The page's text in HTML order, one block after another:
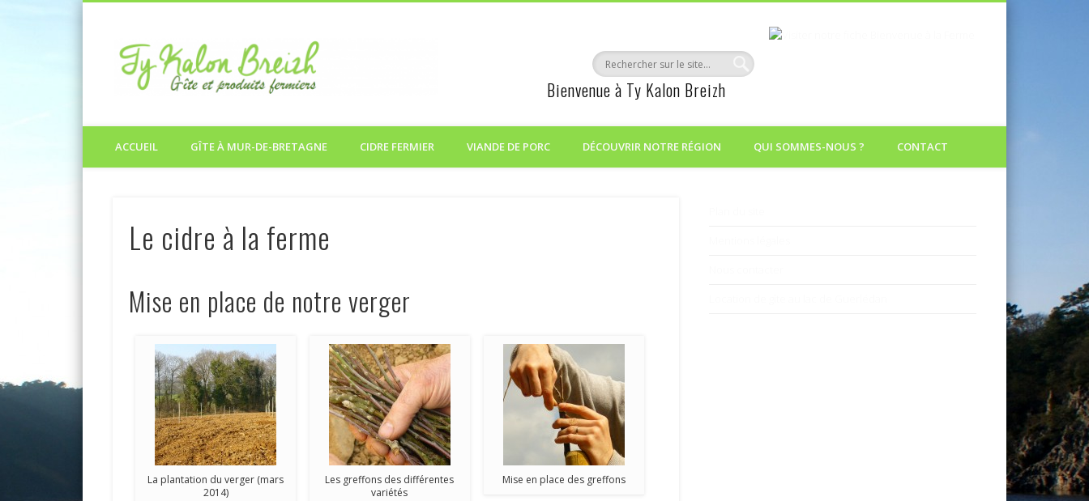
Bienvenue à Ty Kalon Breizh
Squiviec
22 530 MUR DE BRETAGNE
ACCUEIL GÎTE À MUR-DE-BRETAGNE CIDRE FERMIER VIANDE DE PORC DÉCOUVRIR NOTRE RÉGION QUI SOMMES-NOUS ? CONTACT
Le cidre à la ferme
Mise en place de notre verger
La plantation du verger (mars
2014)
Les greffons des différentes
variétés
Mise en place des greffons